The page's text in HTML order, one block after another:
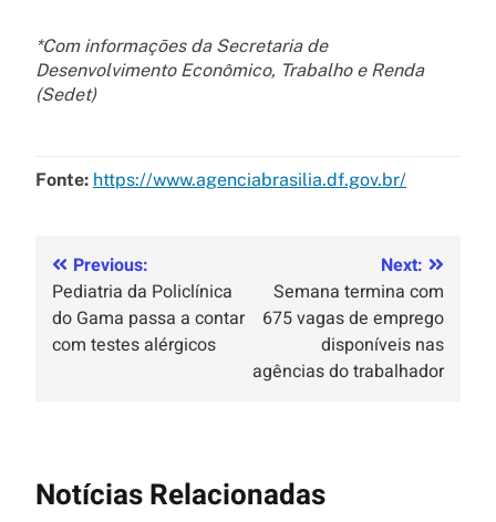
*Com informações da Secretaria de
Desenvolvimento Econômico, Trabalho e Renda
(Sedet)
Fonte: https://www.agenciabrasilia.df.gov.br/
Previous:
Pediatria da Policlínica
do Gama passa a contar
com testes alérgicos
Next:
Semana termina com
675 vagas de emprego
disponíveis nas
agências do trabalhador
Notícias Relacionadas